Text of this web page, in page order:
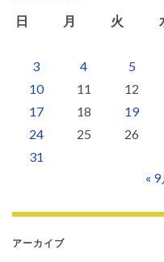
日
月 火
3
4 5
10
11 12
17
18 19
24
25 26
31
« 9
アーカイブ